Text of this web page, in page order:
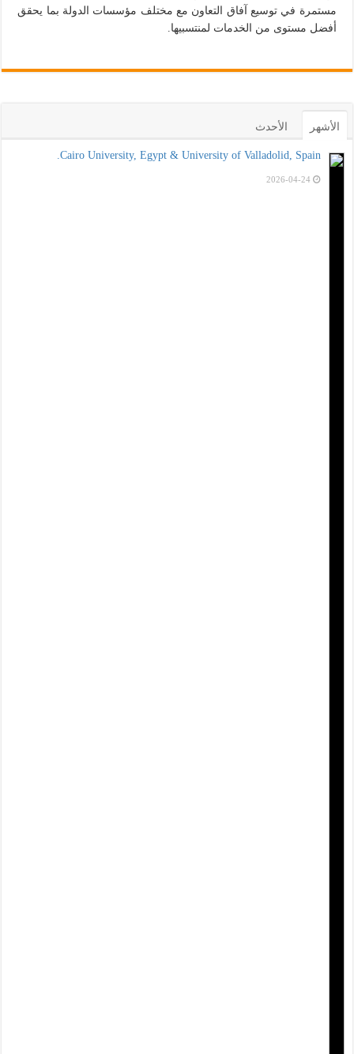
مستمرة في توسيع آفاق التعاون مع مختلف مؤسسات الدولة بما يحقق
أفضل مستوى من الخدمات لمنتسبيها.
الأشهر الأحدث
Cairo University, Egypt & University of Valladolid, Spain.
2026-04-24